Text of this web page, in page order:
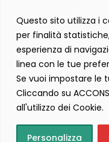
Questo sito utilizza i
per finalità
esperienza di
linea con le tue
Se vuoi impostare le
Cliccando su
all'utilizzo dei Cookie.
Personalizza
Copyright 2019 ©
Powered